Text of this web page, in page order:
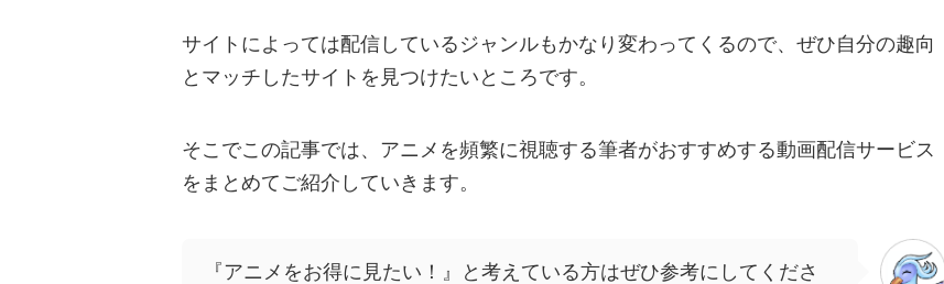
サイトによっては配信しているジャンルもかなり変わってくるので、ぜひ自分の趣向
とマッチしたサイトを見つけたいところです。
そこでこの記事では、アニメを頻繁に視聴する筆者がおすすめする動画配信サービス
をまとめてご紹介していきます。
『アニメをお得に見たい！』と考えている方はぜひ参考にしてくださ